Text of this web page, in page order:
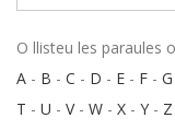
O llisteu les paraules
A - B - C - D - E - F - G
T - U - V- W - X - Y - Z